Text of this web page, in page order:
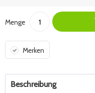
Menge
Merken
Beschreibung